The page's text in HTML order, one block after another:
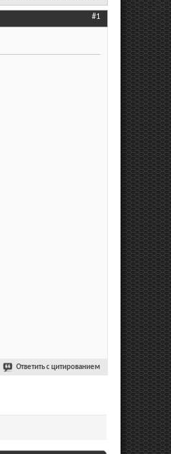
#1
Ответить с цитированием